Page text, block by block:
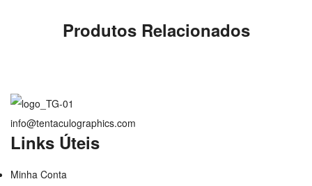
Produtos Relacionados
info@tentaculographics.com
Links Úteis
Minha Conta